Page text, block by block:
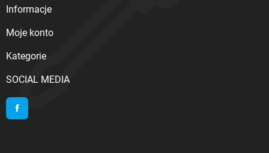
Informacje
Moje konto
Kategorie
SOCIAL MEDIA
Facebook